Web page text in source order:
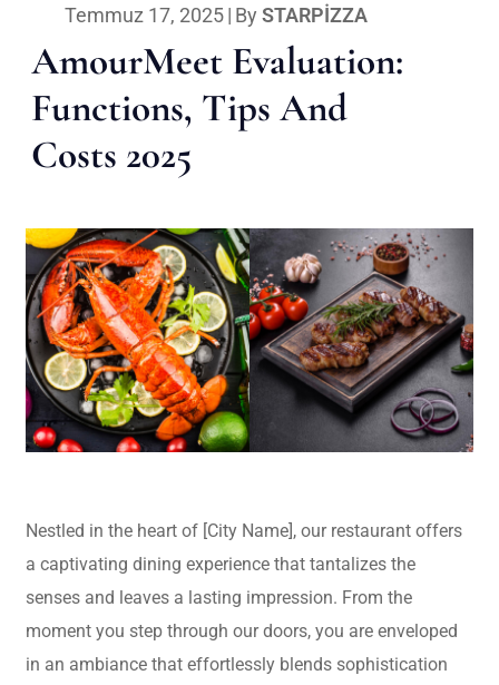
Temmuz 17, 2025| By STARPIZZA
AmourMeet Evaluation:
Functions, Tips And
Costs 2025
Nestled in the heart of [City Name], our restaurant offers
a captivating dining experience that tantalizes the
senses and leaves a lasting impression. From the
moment you step through our doors, you are enveloped
in an ambiance that effortlessly blends sophistication